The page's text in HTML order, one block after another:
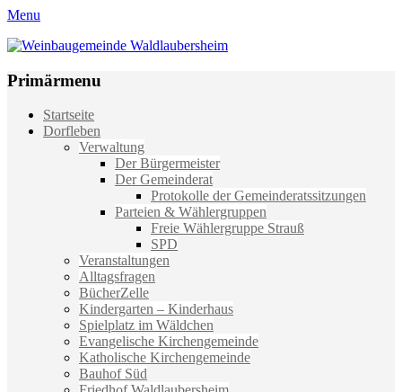
Menu
Weinbaugemeinde Waldlaubersheim
Primärmenu
Weiter
zum
Startseite
Dorfleben
Verwaltung
Der Bürgermeister
Der Gemeinderat
Protokolle der Gemeinderatssitzungen
Parteien & Wählergruppen
Freie Wählergruppe Strauß
SPD
Veranstaltungen
Alltagsfragen
BücherZelle
Kindergarten – Kinderhaus
Spielplatz im Wäldchen
Evangelische Kirchengemeinde
Katholische Kirchengemeinde
Bauhof Süd